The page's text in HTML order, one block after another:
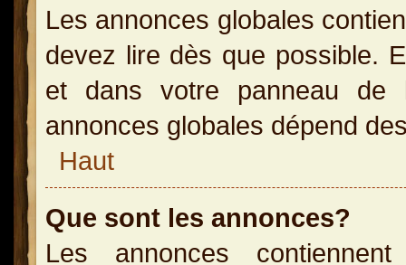
Les annonces globales
devez lire dès que possible.
et dans votre panneau de
annonces globales dépend
Haut
Que sont les annonces?
Les annonces